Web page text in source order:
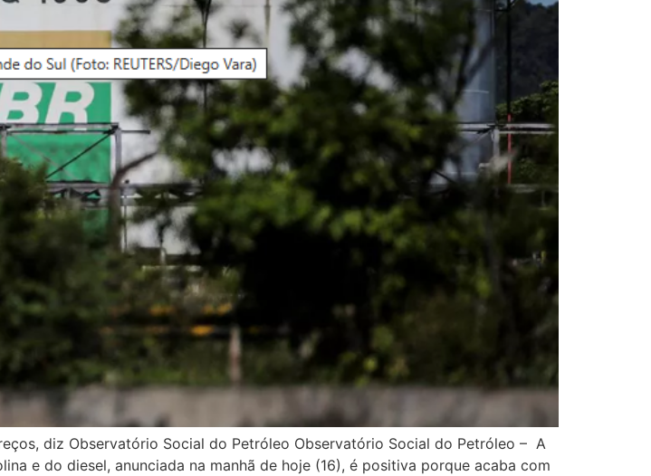
diz Observatório Social do Petróleo Observatório Social do Petróleo – A
e do diesel, anunciada na manhã de hoje (16), é positiva porque acaba com